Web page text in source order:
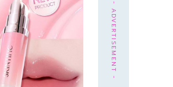
- ADVERTISEMENT -